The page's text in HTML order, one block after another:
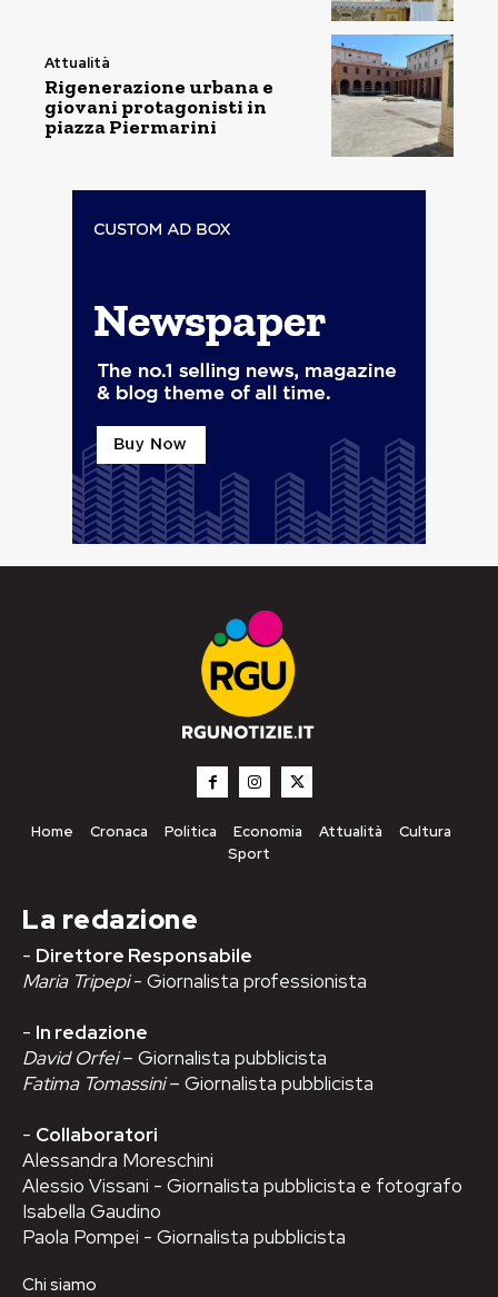
Attualità
Rigenerazione urbana e
giovani protagonisti in
piazza Piermarini
Home Cronaca Politica Economia Attualità
Cultura
Sport
La redazione
- Direttore Responsabile
Maria Tripepi- Giornalista professionista
- In redazione
David Orfei– Giornalista pubblicista
Fatima Tomassini– Giornalista pubblicista
- Collaboratori
Alessandra Moreschini
Alessio Vissani - Giornalista pubblicista e fotografo
Isabella Gaudino
Paola Pompei - Giornalista pubblicista
Chi siamo